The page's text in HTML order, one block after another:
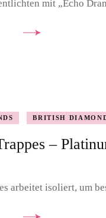
mit „Echo
BRITISH
–
arbeitet isoliert, um